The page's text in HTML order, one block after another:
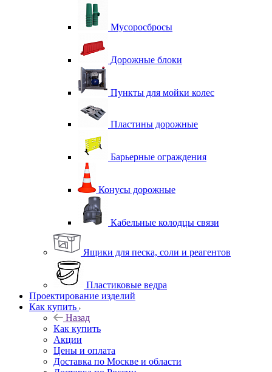
Мусоросбросы
Дорожные блоки
Пункты для мойки колес
Пластины дорожные
Барьерные ограждения
Конусы дорожные
Кабельные колодцы связи
Ящики для песка, соли и реагентов
Пластиковые ведра
Проектирование изделий
Как купить
Назад
Как купить
Акции
Цены и оплата
Доставка по Москве и области